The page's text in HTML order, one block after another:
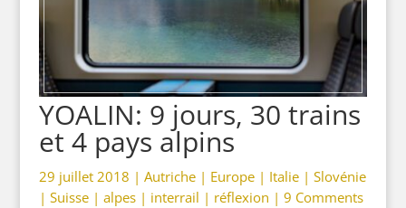
YOALIN: 9 jours, 30 trains
et 4 pays alpins
29 juillet 2018 | Autriche| Europe| Italie| Slovénie
| Suisse| alpes| interrail | réflexion | 9 Comments